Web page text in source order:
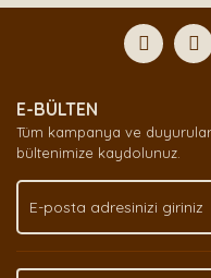
formunu kullanarak
Görüş ve önerileriniz
Ürün açıklamasında
Ürün bilgilerinde
Ürün fiyatı diğer
Bu ürüne benzer farklı
E-BÜLTEN
Tüm kampanya ve
bültenimize kaydolunuz.